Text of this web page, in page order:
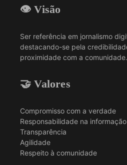
👁️ Visão
Ser referência em jornalismo
destacando-se pela
proximidade com a comunidade.
🤝 Valores
Compromisso com a verdade
Responsabilidade na informação
Transparência
Agilidade
Respeito à comunidade